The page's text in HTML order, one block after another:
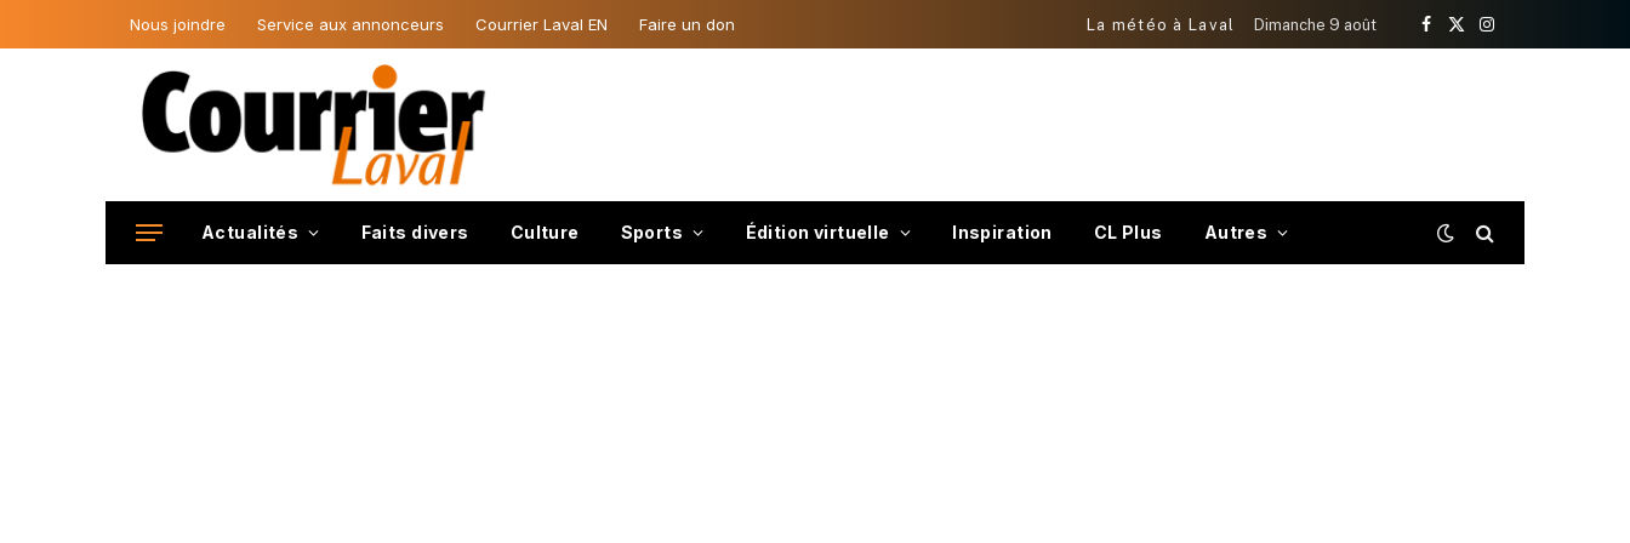
Nous joindre Service aux annonceurs Courrier Laval EN Faire un don La météo à Laval Dimanche 9 août
Facebook
X
Instagram
Actualités Faits divers Culture Sports Édition virtuelle Inspiration CL Plus Autres